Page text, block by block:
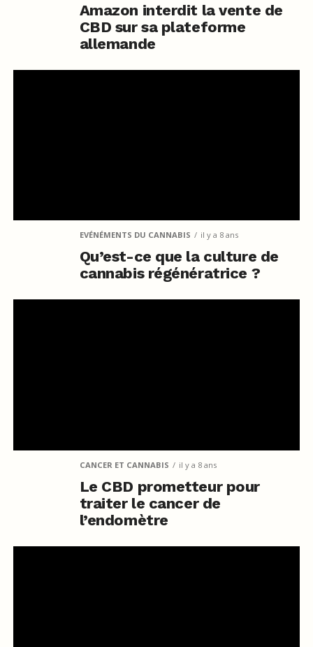
Amazon interdit la vente de
CBD sur sa plateforme
allemande
EVÉNÉMENTS DU CANNABIS il y a 8 ans
Qu’est-ce que la culture de
cannabis régénératrice ?
CANCER ET CANNABIS il y a 8 ans
Le CBD prometteur pour
traiter le cancer de
l’endomètre